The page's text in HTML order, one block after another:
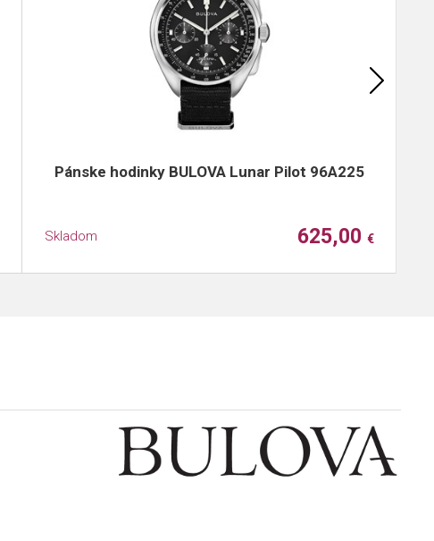
Pánske hodinky BULOVA Lunar Pilot 96A225
Skladom 625,00 €